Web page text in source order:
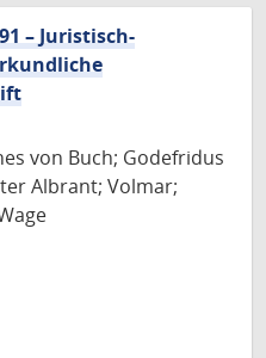
– Juristisch-
von Buch; Godefridus
Albrant; Volmar;